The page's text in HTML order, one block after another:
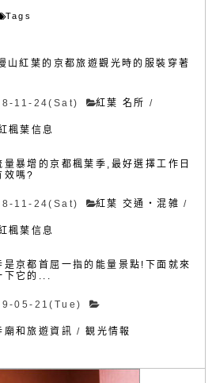
Tags
山紅葉的京都旅遊觀光時的服裝穿著
11-24(Sat) 紅葉 名所 /
楓葉信息
量暴增的京都楓葉季,最好選擇工作日
效嗎?
11-24(Sat) 紅葉 交通・混雑 /
楓葉信息
是京都首屈一指的能量景點!下面就來
下它的...
05-21(Tue)
廟和旅遊資訊 /観光情報